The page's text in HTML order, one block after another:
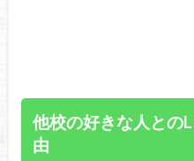
他校の好きな人との
由